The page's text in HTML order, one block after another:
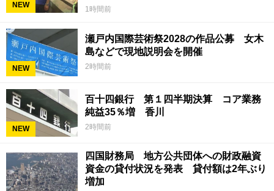
NEW 1時間前
NEW
瀬戸内国際芸術祭2028の作品公募 女木
島などで現地説明会を開催
2時間前
NEW
百十四銀行 第１四半期決算 コア業務
純益35％増 香川
2時間前
四国財務局 地方公共団体への財政融資
資金の貸付状況を発表 貸付額は2年ぶり
増加